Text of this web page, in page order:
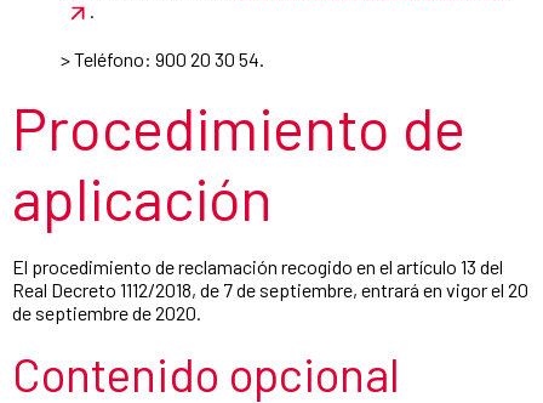
> Teléfono: 900 20 30 54.
Procedimiento de
aplicación
El procedimiento de reclamación recogido en el artículo 13 del
Real Decreto 1112/2018, de 7 de septiembre, entrará en vigor el 20
de septiembre de 2020.
Contenido opcional